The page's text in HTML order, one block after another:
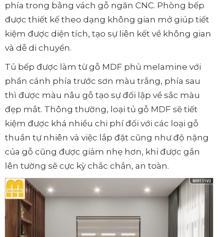
phía trong bằng vách gỗ ngăn CNC. Phòng bếp
được thiết kế theo dạng không gian mở giúp tiết
kiệm được diện tích, tạo sự liên kết về không gian
và dễ di chuyển.
Tủ bếp được làm từ gỗ MDF phủ melamine với
phần cánh phía trước sơn màu trắng, phía sau
thì được màu nâu gỗ tạo sự đối lập về sắc màu
đẹp mắt. Thông thường, loại tủ gỗ MDF sẽ tiết
kiệm được khá nhiều chi phí đối với các loại gỗ
thuần tự nhiên và việc lắp đặt cũng như độ nặng
của gỗ cũng được giảm nhẹ hơn, khi được gắn
lên tường sẽ cực kỳ chắc chắn, an toàn.